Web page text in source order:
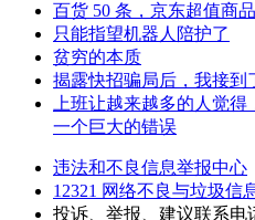
百货 50 条，京东超值商
只能指望机器人陪护了
贫穷的本质
揭露快招骗局后，我接到
上班让越来越多的人觉得
一个巨大的错误
违法和不良信息举报中心
12321 网络不良与垃圾信
投诉、举报、建议联系电